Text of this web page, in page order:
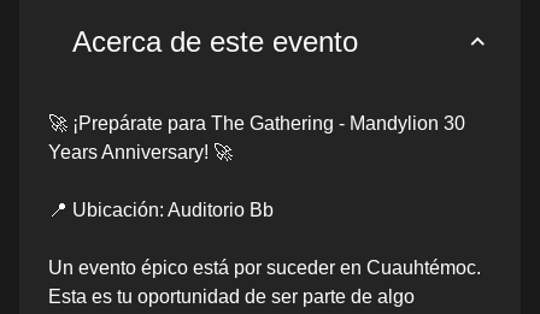
Acerca de este evento
🚀 ¡Prepárate para The Gathering - Mandylion 30
Years Anniversary! 🚀
📍 Ubicación: Auditorio Bb
Un evento épico está por suceder en Cuauhtémoc.
Esta es tu oportunidad de ser parte de algo